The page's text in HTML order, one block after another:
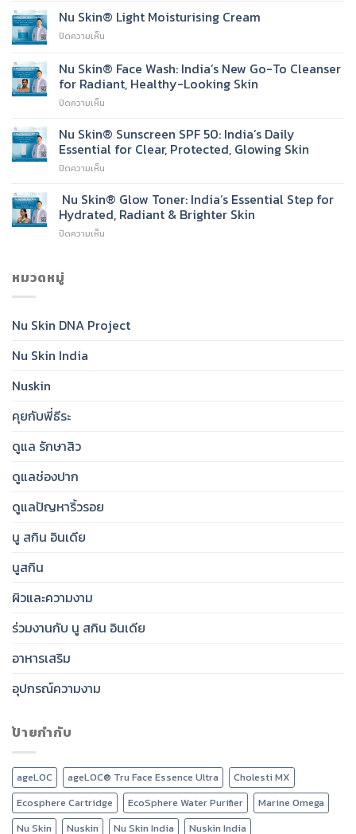
Skin
Vitamin
Nu Skin® Light Moisturising Cream
ปิดความเห็น
Skin®
Light
Moisturising
Nu Skin® Face Wash: India’s New Go-To Cleanser
for Radiant, Healthy-Looking Skin
ปิดความเห็น
Skin®
Face
Wash:
Go-
To
Cleanser
Nu Skin® Sunscreen SPF 50: India’s Daily
Essential for Clear, Protected, Glowing Skin
ปิดความเห็น
Skin®
Sunscreen
SPF
Glowing
Nu Skin® Glow Toner: India’s Essential Step for
Hydrated, Radiant & Brighter Skin
ปิดความเห็น
Step
หมวดหมู่
Nu Skin DNA Project
Nu Skin India
Nuskin
คุยกับพี่ธีระ
ดูแล รักษาสิว
ดูแลช่องปาก
ดูแลปัญหาริ้วรอย
นู สกิน อินเดีย
นูสกิน
ผิวและความงาม
ร่วมงานกับ นู สกิน อินเดีย
อาหารเสริม
อุปกรณ์ความงาม
ป้ายกำกับ
ageLOC ageLOC® Tru Face Essence Ultra
Cholesti MX
Ecosphere Cartridge
EcoSphere Water Purifier
Marine Omega
Nu Skin
Nuskin Nu Skin India
Nuskin India